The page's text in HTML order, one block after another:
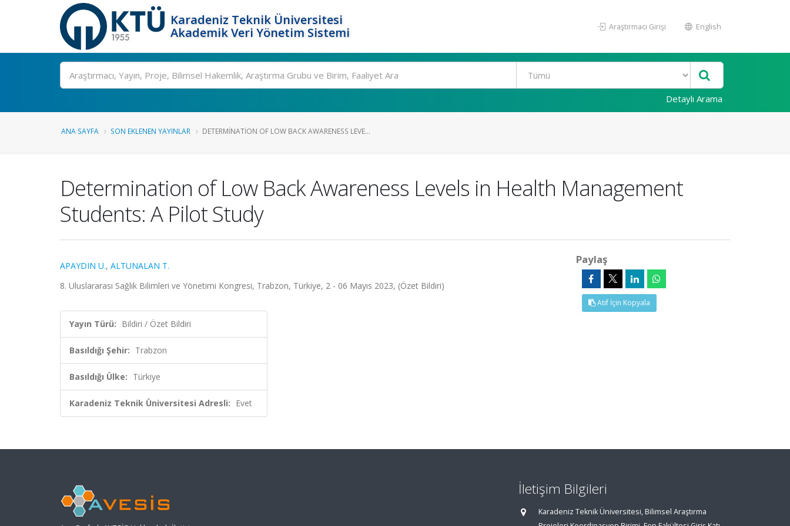
Karadeniz Teknik Üniversitesi
Akademik Veri Yönetim Sistemi
Araştırmacı Girişi English
Ara
Detaylı Arama
ANA SAYFA SON EKLENEN YAYINLAR DETERMINATION OF LOW BACK AWARENESS LEVE...
Determination of Low Back Awareness Levels in Health Management
Students: A Pilot Study
APAYDIN U., ALTUNALAN T.
8. Uluslararası Sağlık Bilimleri ve Yönetimi Kongresi, Trabzon, Türkiye, 2 - 06 Mayıs 2023, (Özet Bildiri)
Yayın Türü: Bildiri / Özet Bildiri
Basıldığı Şehir: Trabzon
Basıldığı Ülke: Türkiye
Karadeniz Teknik Üniversitesi Adresli: Evet
Paylaş
Atıf İçin Kopyala
İletişim Bilgileri
Karadeniz Teknik Üniversitesi, Bilimsel Araştırma